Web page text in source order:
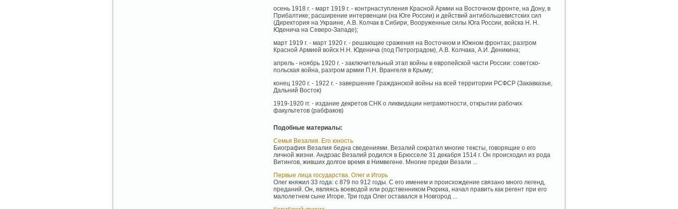
осень 1918 г. - март 1919 г. - контрнаступления Красной Армии на Восточном фронте, на Дону, в
Прибалтике; расширение интервенции (на Юге России) и действий антибольшевистских сил
(Директория на Украине, А.В. Колчак в Сибири, Вооруженные силы Юга России, войска Н. Н.
Юденича на Северо-Западе);
март 1919 г. - март 1920 г. - решающие сражения на Восточном и Южном фронтах; разгром
Красной Армией войск Н.Н. Юденича (под Петроградом), А.В. Колчака, А.И. Деникина;
апрель - ноябрь 1920 г. - заключительный этап войны в европейской части России: советско-
польская война, разгром армии П.Н. Врангеля в Крыму;
конец 1920 г. - 1922 г. - завершение Гражданской войны на всей территории РСФСР (Закавказье,
Дальний Восток)
1919-1920 гг. - издание декретов СНК о ликвидации неграмотности, открытии рабочих
факультетов (рабфаков)
Подобные материалы:
Семья Везалия. Его юность
Биография Везалия бедна сведениями. Везалий сократил многие тексты, говорящие о его
личной жизни. Андрэас Везалий родился в Брюсселе 31 декабря 1514 г. Он происходил из рода
Витингов, живших долгое время в Нимвегене. Многие предки Везали ...
Первые лица государства. Олег и Игорь
Олег княжил 33 года: с 879 по 912 годы. С его именем и происхождение связано много легенд,
преданий. Он, являясь воеводой или родственником Рюрика, начал править как регент при его
малолетнем сыне Игоре. Три года Олег оставался в Новгород ...